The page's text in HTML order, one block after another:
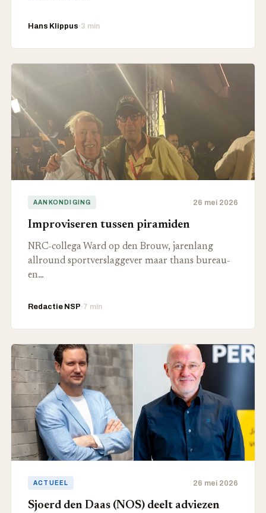
Hans Klippus·3 min
AANKONDIGING 26 mei 2026
Improviseren tussen piramiden
NRC-collega Ward op den Brouw, jarenlang
allround sportverslaggever maar thans bureau-
en…
Redactie NSP·7 min
ACTUEEL 26 mei 2026
Sjoerd den Daas (NOS) deelt adviezen